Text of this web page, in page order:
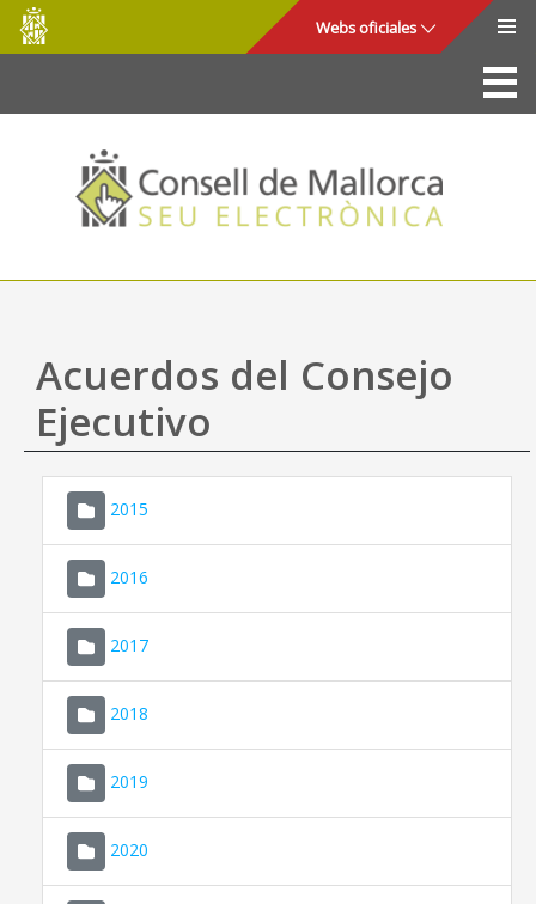
Saltar al contenido principal
Consell
de
Mallorca
Webs oficiales
La Sede
Consejo de Mallorca
Acceso y seguridad
Utilidades
Mapa web
Ayuda
Acuerdos del Consejo
Ejecutivo
2015
2016
2017
2018
2019
2020